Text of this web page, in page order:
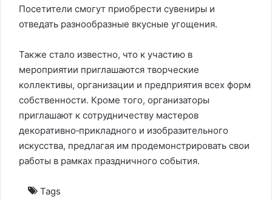
Посетители смогут приобрести сувениры и
отведать разнообразные вкусные угощения.
Также стало известно, что к участию в
мероприятии приглашаются творческие
коллективы, организации и предприятия всех форм
собственности. Кроме того, организаторы
приглашают к сотрудничеству мастеров
декоративно‑прикладного и изобразительного
искусства, предлагая им продемонстрировать свои
работы в рамках праздничного события.
Tags